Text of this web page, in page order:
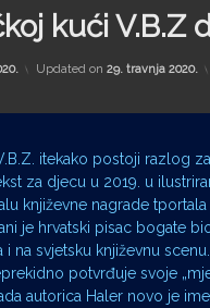
kući V.B.Z
Updated on 29. travnja 2020.
itekako postoji razlog
za djecu u 2019. u
književne nagrade
je hrvatski pisac bogate
na svjetsku književnu
potvrđuje svoje
autorica Haler novo je